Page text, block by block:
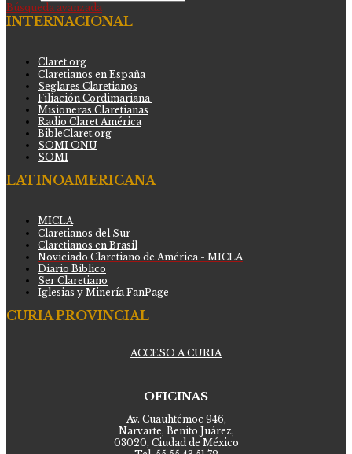
Búsqueda avanzada
INTERNACIONAL
Claret.org
Claretianos en España
Seglares Claretianos
Filiación Cordimariana
Misioneras Claretianas
Radio Claret América
BibleClaret.org
SOMI ONU
SOMI
LATINOAMERICANA
MICLA
Claretianos del Sur
Claretianos en Brasil
Noviciado Claretiano de América - MICLA
Diario Bíblico
Ser Claretiano
Iglesias y Minería FanPage
CURIA PROVINCIAL
ACCESO A CURIA
OFICINAS
Av. Cuauhtémoc 946,
Narvarte, Benito Juárez,
03020, Ciudad de México